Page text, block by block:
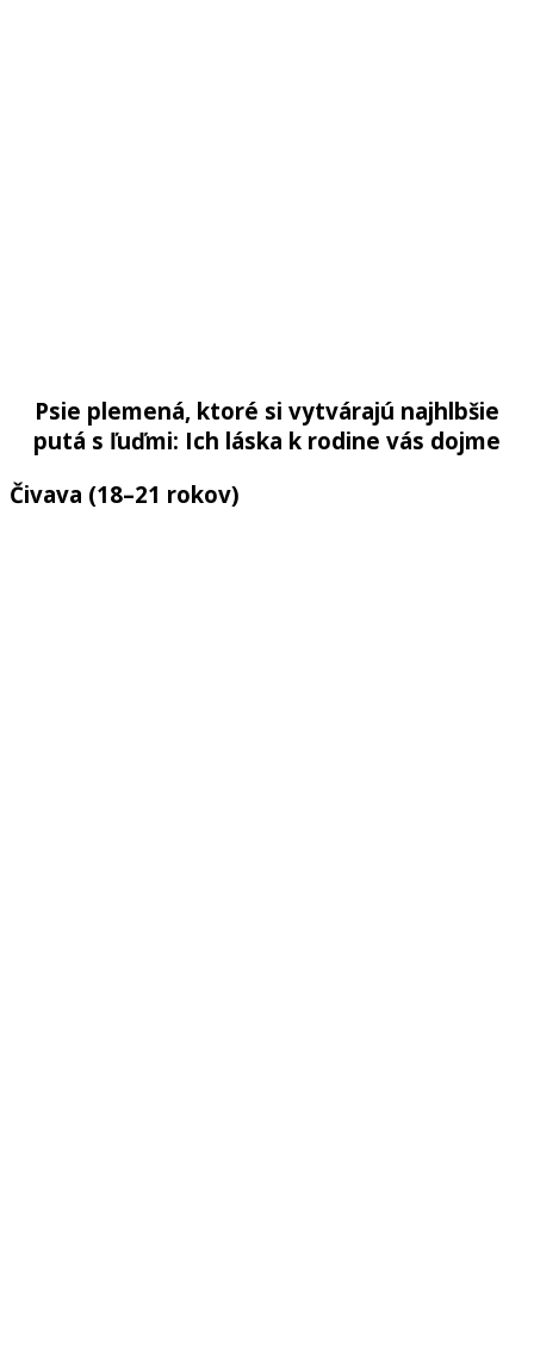
Psie plemená, ktoré si vytvárajú najhlbšie
putá s ľuďmi: Ich láska k rodine vás dojme
Čivava (18–21 rokov)